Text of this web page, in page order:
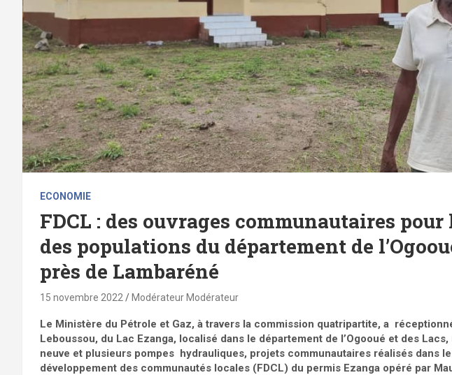
ECONOMIE
FDCL : des ouvrages communautaires
des populations du département de
près de Lambaréné
15 novembre 2022 Modérateur Modérateur
Le Ministère du Pétrole et Gaz, à travers la commission quatripartite, a
Leboussou, du Lac Ezanga, localisé dans le département de l’Ogooué et des
neuve et plusieurs pompes hydrauliques, projets communautaires réalisés dans
développement des communautés locales (FDCL) du permis Ezanga opéré par